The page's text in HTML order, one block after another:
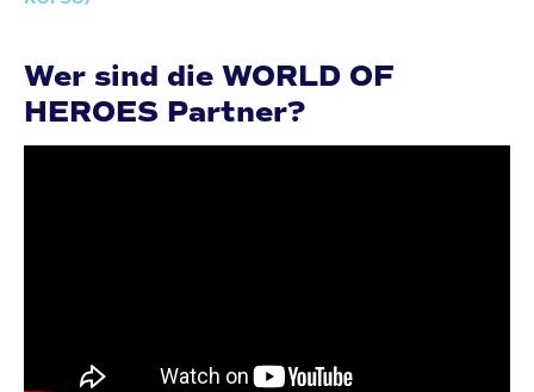
Wer sind die WORLD OF
HEROES Partner?